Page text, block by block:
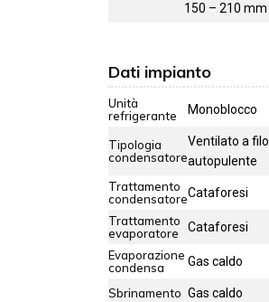
150 – 210 mm
Dati impianto
Unità
refrigerante
Monoblocco
Tipologia
condensatore
Ventilato a filo
autopulente
Trattamento
condensatoreCataforesi
Trattamento
evaporatore
Cataforesi
Evaporazione
condensa
Gas caldo
Sbrinamento Gas caldo